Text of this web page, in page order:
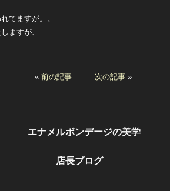
てますが。。
ますが、
« 前の記事 次の記事»
エナメルボンデージの美学
店長ブログ